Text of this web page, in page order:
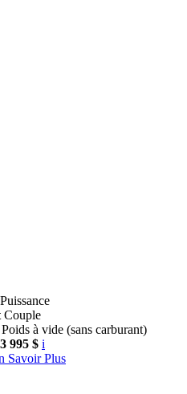
Puissance
Couple
Poids à vide (sans carburant)
995 $ i
Savoir Plus